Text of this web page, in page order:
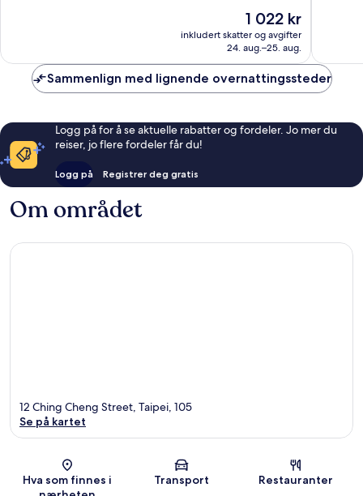
Prisen
er
1 022 kr
1 022 kr
inkludert skatter og avgifter
24. aug.–25. aug.
Sammenlign med lignende overnattingssteder
Logg på for å se aktuelle rabatter og fordeler. Jo mer du
reiser, jo flere fordeler får du!
Logg på Registrer deg gratis
Om området
Kart
12 Ching Cheng Street, Taipei, 105
Se på kartet
Hva som finnes i
Transport Restauranter